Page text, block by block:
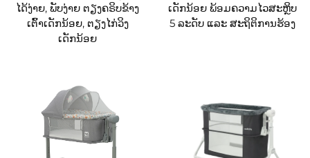
ໄດ້ງ່າຍ, ພັບງ່າຍ ຕຽງຄຣິບຂ້າງ
ເຕົ້າເດັກນ້ອຍ, ຕຽງໄກ່ວິງ
ເດັກນ້ອຍ
ເດັກນ້ອຍ ພ້ອມຄວາມໄວສະຫຼິບ
5 ລະດັບ ແລະ ສະຖິຕິການຮ້ອງ